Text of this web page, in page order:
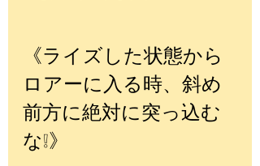
《ライズした状態から
ロアーに入る時、斜め
前方に絶対に突っ込む
な❕》